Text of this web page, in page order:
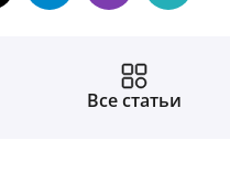
Все статьи